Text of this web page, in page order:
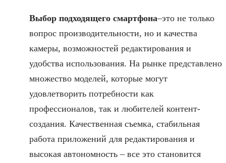
Выбор подходящего смартфона–это не только
вопрос производительности, но и качества
камеры, возможностей редактирования и
удобства использования. На рынке представлено
множество моделей, которые могут
удовлетворить потребности как
профессионалов, так и любителей контент-
создания. Качественная съемка, стабильная
работа приложений для редактирования и
высокая автономность – все это становится